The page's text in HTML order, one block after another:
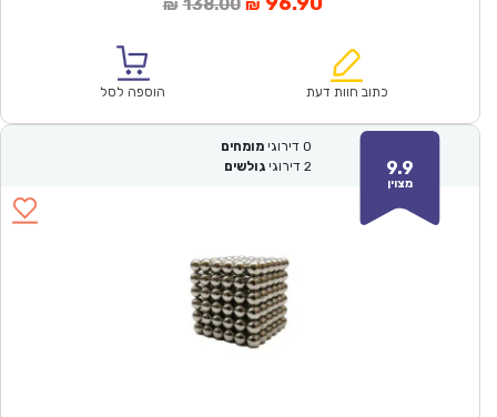
₪ 138.00
₪138.00.
₪
הוא:
כתוב חוות דעת הוספה לסל
9.9
מצוין
0 דירוגי מומחים
2 דירוגי גולשים